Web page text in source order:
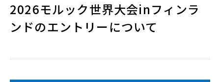
2026モルック世界大会inフィンラ
ンドのエントリーについて